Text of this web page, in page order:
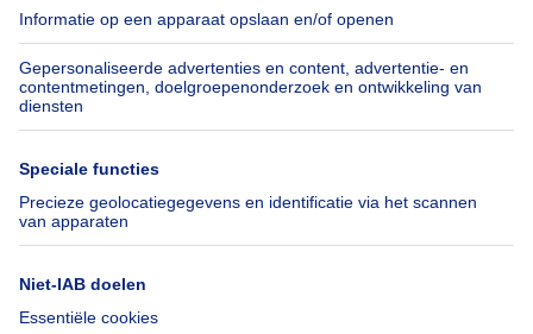
Jobs
Axel Springer Group
SeLoger.com
Immowelt.de
Belfius
Verzekeringen
Verhuis checklist
Hulp
Veelgestelde vragen
Toegankelijkheid
Volg ons